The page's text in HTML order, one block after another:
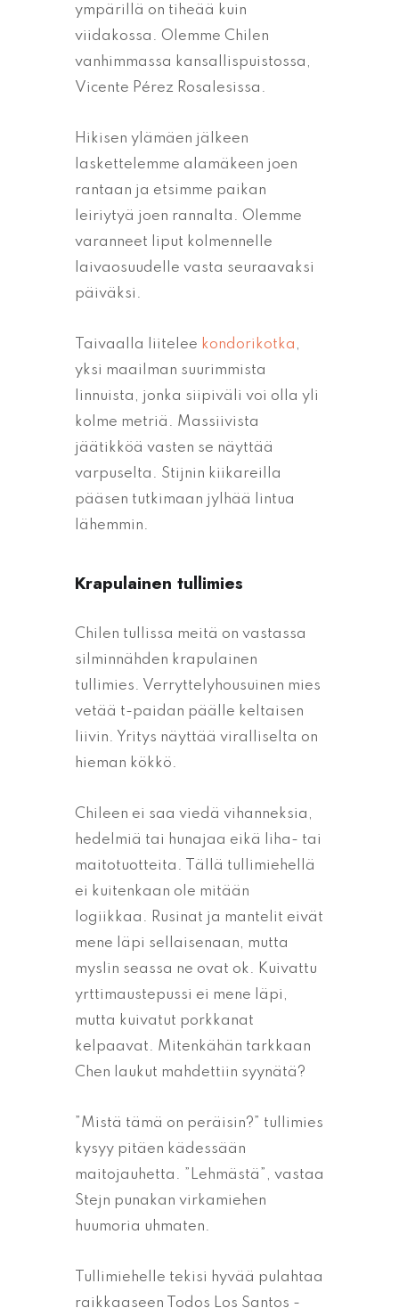
ympärillä on tiheää kuin
viidakossa. Olemme Chilen
vanhimmassa kansallispuistossa,
Vicente Pérez Rosalesissa.
Hikisen ylämäen jälkeen
laskettelemme alamäkeen joen
rantaan ja etsimme paikan
leiriytyä joen rannalta. Olemme
varanneet liput kolmennelle
laivaosuudelle vasta seuraavaksi
päiväksi.
Taivaalla liitelee kondorikotka ,
yksi maailman suurimmista
linnuista, jonka siipiväli voi olla yli
kolme metriä. Massiivista
jäätikköä vasten se näyttää
varpuselta. Stijnin kiikareilla
pääsen tutkimaan jylhää lintua
lähemmin.
Krapulainen tullimies
Chilen tullissa meitä on vastassa
silminnähden krapulainen
tullimies. Verryttelyhousuinen mies
vetää t-paidan päälle keltaisen
liivin. Yritys näyttää viralliselta on
hieman kökkö.
Chileen ei saa viedä vihanneksia,
hedelmiä tai hunajaa eikä liha- tai
maitotuotteita. Tällä tullimiehellä
ei kuitenkaan ole mitään
logiikkaa. Rusinat ja mantelit eivät
mene läpi sellaisenaan, mutta
myslin seassa ne ovat ok. Kuivattu
yrttimaustepussi ei mene läpi,
mutta kuivatut porkkanat
kelpaavat. Mitenkähän tarkkaan
Chen laukut mahdettiin syynätä?
”Mistä tämä on peräisin?” tullimies
kysyy pitäen kädessään
maitojauhetta. ”Lehmästä”, vastaa
Stejn punakan virkamiehen
huumoria uhmaten.
Tullimiehelle tekisi hyvää pulahtaa
raikkaaseen Todos Los Santos -